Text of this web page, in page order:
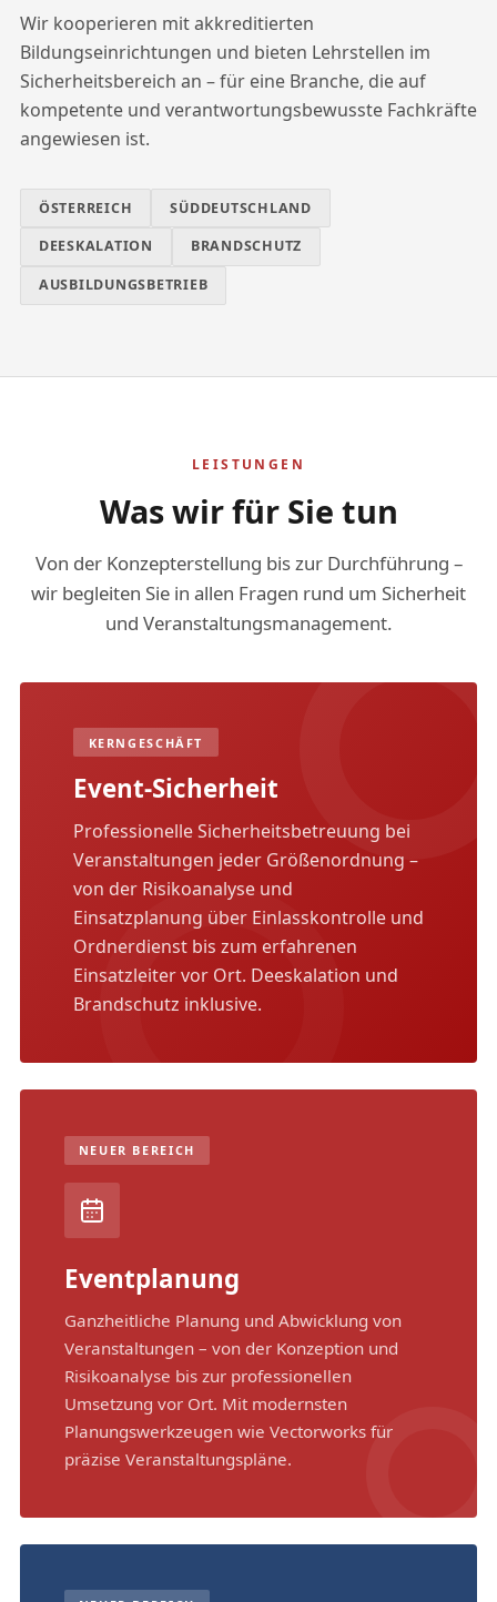
Wir kooperieren mit akkreditierten
Bildungseinrichtungen und bieten Lehrstellen im
Sicherheitsbereich an – für eine Branche, die auf
kompetente und verantwortungsbewusste Fachkräfte
angewiesen ist.
ÖSTERREICH SÜDDEUTSCHLAND
DEESKALATION BRANDSCHUTZ
AUSBILDUNGSBETRIEB
LEISTUNGEN
Was wir für Sie tun
Von der Konzepterstellung bis zur Durchführung –
wir begleiten Sie in allen Fragen rund um Sicherheit
und Veranstaltungsmanagement.
KERNGESCHÄFT
Event-Sicherheit
Professionelle Sicherheitsbetreuung bei
Veranstaltungen jeder Größenordnung –
von der Risikoanalyse und
Einsatzplanung über Einlasskontrolle und
Ordnerdienst bis zum erfahrenen
Einsatzleiter vor Ort. Deeskalation und
Brandschutz inklusive.
NEUER BEREICH
Eventplanung
Ganzheitliche Planung und Abwicklung von
Veranstaltungen – von der Konzeption und
Risikoanalyse bis zur professionellen
Umsetzung vor Ort. Mit modernsten
Planungswerkzeugen wie Vectorworks für
präzise Veranstaltungspläne.